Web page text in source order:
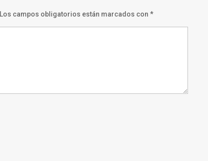
Los campos obligatorios están marcados con*